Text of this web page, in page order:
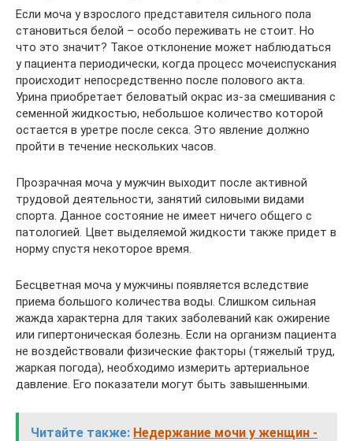
Если моча у взрослого представителя сильного пола
становиться белой – особо переживать не стоит. Но
что это значит? Такое отклонение может наблюдаться
у пациента периодически, когда процесс мочеиспускания
происходит непосредственно после полового акта.
Урина приобретает беловатый окрас из-за смешивания с
семенной жидкостью, небольшое количество которой
остается в уретре после секса. Это явление должно
пройти в течение нескольких часов.
Прозрачная моча у мужчин выходит после активной
трудовой деятельности, занятий силовыми видами
спорта. Данное состояние не имеет ничего общего с
патологией. Цвет выделяемой жидкости также придет в
норму спустя некоторое время.
Бесцветная моча у мужчины появляется вследствие
приема большого количества воды. Слишком сильная
жажда характерна для таких заболеваний как ожирение
или гипертоническая болезнь. Если на организм пациента
не воздействовали физические факторы (тяжелый труд,
жаркая погода), необходимо измерить артериальное
давление. Его показатели могут быть завышенными.
Читайте также: Недержание мочи у женщин -